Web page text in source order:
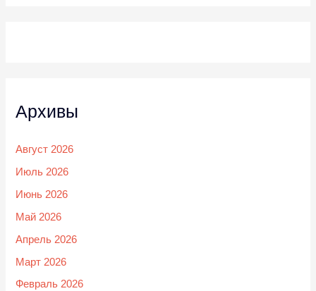
Архивы
Август 2026
Июль 2026
Июнь 2026
Май 2026
Апрель 2026
Март 2026
Февраль 2026